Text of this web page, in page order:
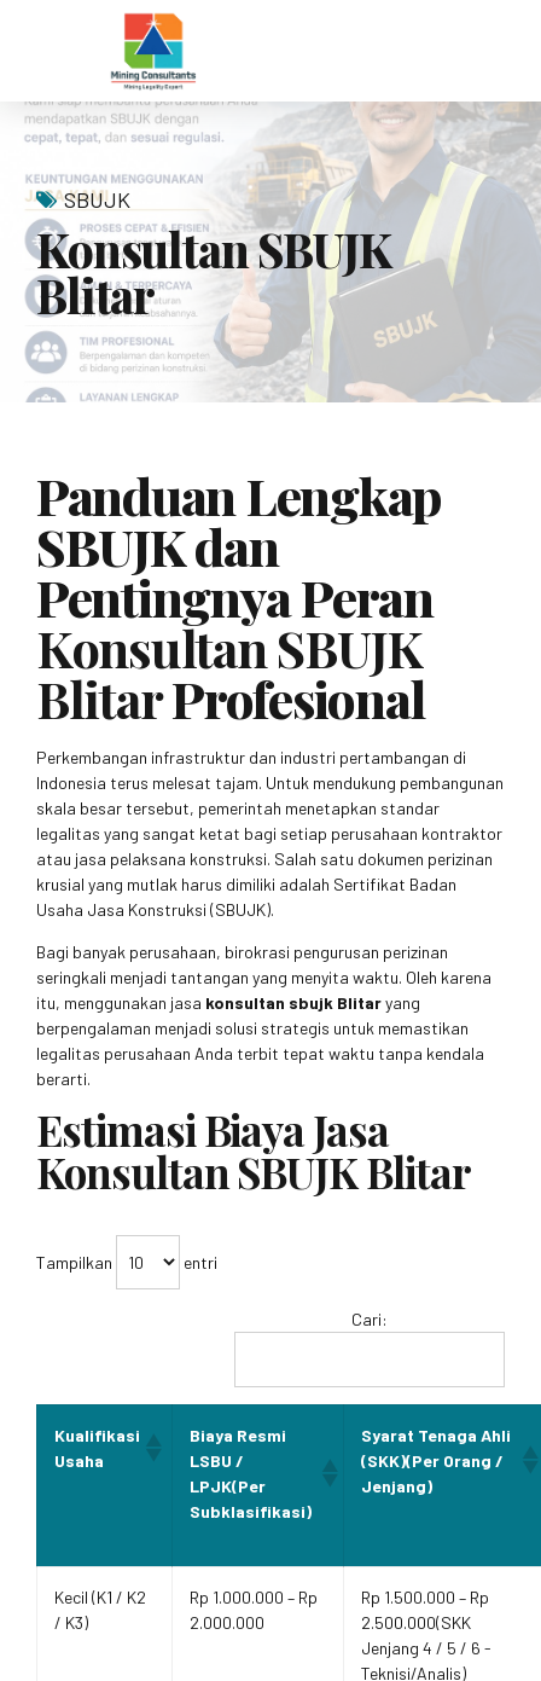
SBUJK
Konsultan SBUJK
Blitar
Panduan Lengkap
SBUJK dan
Pentingnya Peran
Konsultan SBUJK
BlitarProfesional
Perkembangan infrastruktur dan industri pertambangan di
Indonesia terus melesat tajam. Untuk mendukung pembangunan
skala besar tersebut, pemerintah menetapkan standar
legalitas yang sangat ketat bagi setiap perusahaan kontraktor
atau jasa pelaksana konstruksi. Salah satu dokumen perizinan
krusial yang mutlak harus dimiliki adalah Sertifikat Badan
Usaha Jasa Konstruksi (SBUJK).
Bagi banyak perusahaan, birokrasi pengurusan perizinan
seringkali menjadi tantangan yang menyita waktu. Oleh karena
itu, menggunakan jasa konsultan sbujk Blitaryang
berpengalaman menjadi solusi strategis untuk memastikan
legalitas perusahaan Anda terbit tepat waktu tanpa kendala
berarti.
Estimasi Biaya Jasa
Konsultan SBUJK Blitar
Tampilkan entri
Cari:
Kualifikasi
Usaha
Biaya Resmi
LSBU /
LPJK(Per
Subklasifikasi)
Syarat Tenaga Ahli
(SKK)(Per Orang /
Jenjang)
Kecil (K1 / K2
/ K3)
Rp 1.000.000 – Rp
2.000.000
Rp 1.500.000 – Rp
2.500.000(SKK
Jenjang 4 / 5 / 6 -
Teknisi/Analis)